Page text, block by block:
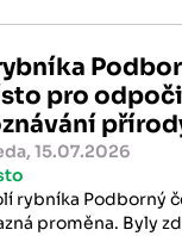
o
sídla Centrální
odboru
v lokalitě Náchod –
pro
15.07.2026
rybníka Podborný
proměna. Byly